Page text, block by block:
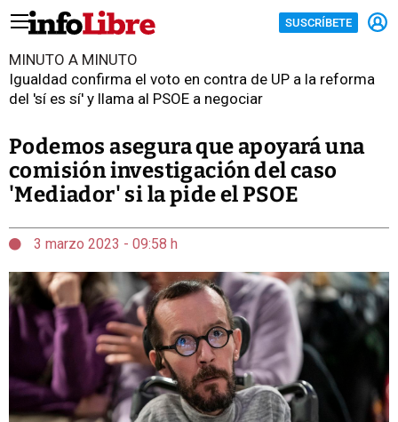
SUSCRÍBETE
MINUTO A MINUTO
Igualdad confirma el voto en contra de UP a la reforma
del 'sí es sí' y llama al PSOE a negociar
Podemos asegura que apoyará una
comisión investigación del caso
'Mediador' si la pide el PSOE
3 marzo 2023 - 09:58 h